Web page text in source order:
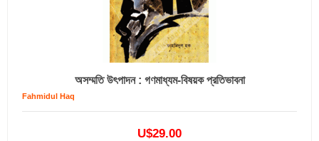
অসম্মতি উৎপাদন : গণমাধ্যম-বিষয়ক প্রতিভাবনা
Fahmidul Haq
U$29.00